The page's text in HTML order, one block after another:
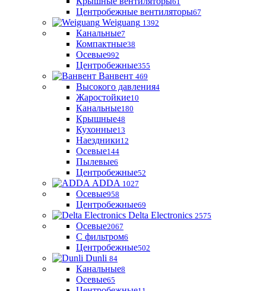
Центробежные вентиляторы67
Weiguang 1392
Канальные7
Компактные38
Осевые992
Центробежные355
Ванвент 469
Высокого давления4
Жаростойкие10
Канальные180
Крышные48
Кухонные13
Наездники12
Осевые144
Пылевые6
Центробежные52
ADDA 1027
Осевые958
Центробежные69
Delta Electronics 2575
Осевые2067
С фильтром6
Центробежные502
Dunli 84
Канальные8
Осевые65